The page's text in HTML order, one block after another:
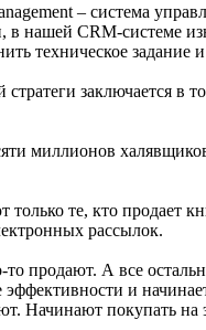
– система
нашей CRM-системе
техническое задание
заключается
миллионов
те, кто
рассылок.
продают. А все
и
Начинают покупать